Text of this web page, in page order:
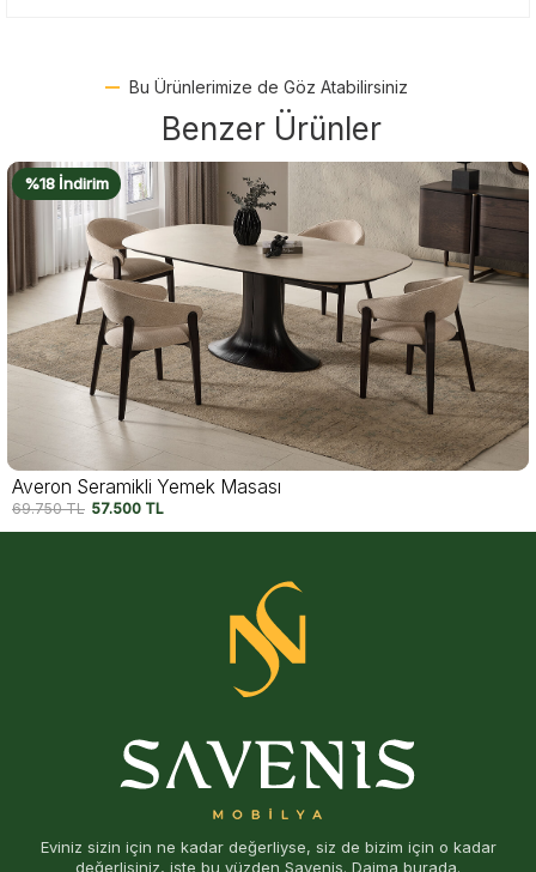
Bu Ürünlerimize de Göz Atabilirsiniz
Benzer Ürünler
%18 İndirim
Averon Yemek Masası
57.750TL 47.500TL
Eviniz sizin için ne kadar değerliyse, siz de bizim için o kadar
değerlisiniz, işte bu yüzden Savenis. Daima burada.